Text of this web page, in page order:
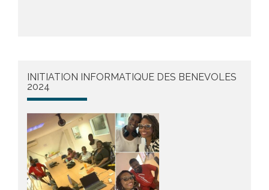
INITIATION INFORMATIQUE DES BENEVOLES
2024